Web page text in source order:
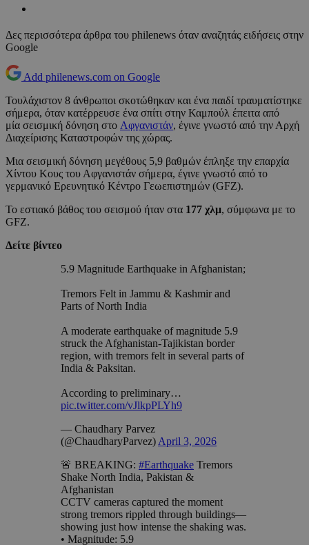
Δες περισσότερα άρθρα του philenews όταν αναζητάς ειδήσεις στην
Google
Add philenews.com on Google
Τουλάχιστον 8 άνθρωποι σκοτώθηκαν και ένα παιδί τραυματίστηκε
σήμερα, όταν κατέρρευσε ένα σπίτι στην Καμπούλ έπειτα από
μία σεισμική δόνηση στο Αφγανιστάν, έγινε γνωστό από την Αρχή
Διαχείρισης Καταστροφών της χώρας.
Μια σεισμική δόνηση μεγέθους 5,9 βαθμών έπληξε την επαρχία
Χίντου Κους του Αφγανιστάν σήμερα, έγινε γνωστό από το
γερμανικό Ερευνητικό Κέντρο Γεωεπιστημών (GFZ).
Το εστιακό βάθος του σεισμού ήταν στα 177 χλμ, σύμφωνα με το
GFZ.
Δείτε βίντεο
5.9 Magnitude Earthquake in Afghanistan;
Tremors Felt in Jammu & Kashmir and
Parts of North India
A moderate earthquake of magnitude 5.9
struck the Afghanistan-Tajikistan border
region, with tremors felt in several parts of
India & Paksitan.
According to preliminary…
pic.twitter.com/vJlkpPLYh9
— Chaudhary Parvez
(@ChaudharyParvez) April 3, 2026
🚨 BREAKING: #Earthquake Tremors
Shake North India, Pakistan &
Afghanistan
CCTV cameras captured the moment
strong tremors rippled through buildings—
showing just how intense the shaking was.
• Magnitude: 5.9